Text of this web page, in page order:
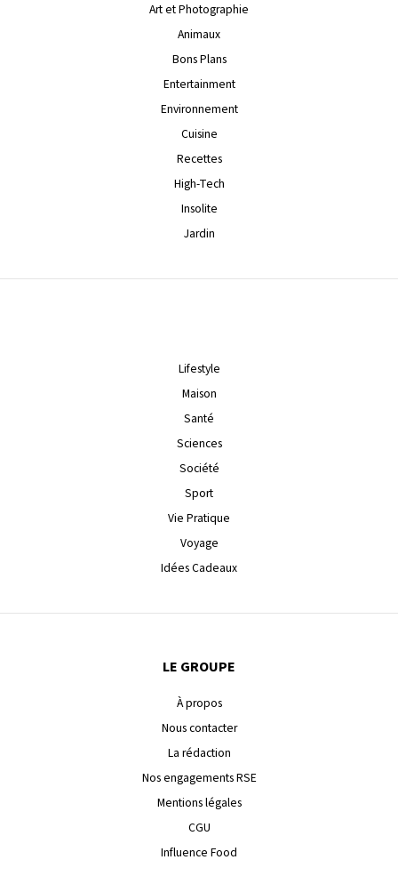
Art et Photographie
Animaux
Bons Plans
Entertainment
Environnement
Cuisine
Recettes
High-Tech
Insolite
Jardin
Lifestyle
Maison
Santé
Sciences
Société
Sport
Vie Pratique
Voyage
Idées Cadeaux
LE GROUPE
À propos
Nous contacter
La rédaction
Nos engagements RSE
Mentions légales
CGU
Influence Food